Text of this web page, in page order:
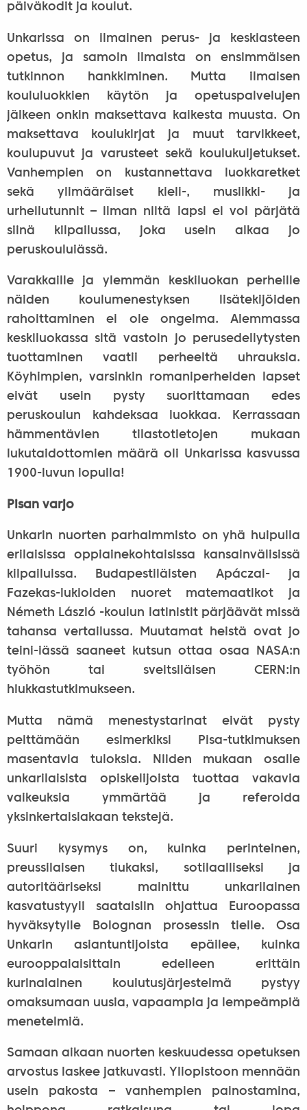
päiväkodit ja koulut.
Unkarissa on ilmainen perus- ja keskiasteen
opetus, ja samoin ilmaista on ensimmäisen
tutkinnon hankkiminen. Mutta ilmaisen
koululuokkien käytön ja opetuspalvelujen
jälkeen onkin maksettava kaikesta muusta. On
maksettava koulukirjat ja muut tarvikkeet,
koulupuvut ja varusteet sekä koulukuljetukset.
Vanhempien on kustannettava luokkaretket
sekä ylimääräiset kieli-, musiikki- ja
urheilutunnit – ilman niitä lapsi ei voi pärjätä
siinä kilpailussa, joka usein alkaa jo
peruskouluiässä.
Varakkaille ja ylemmän keskiluokan perheille
näiden koulumenestyksen lisätekijöiden
rahoittaminen ei ole ongelma. Alemmassa
keskiluokassa sitä vastoin jo perusedellytysten
tuottaminen vaatii perheeltä uhrauksia.
Köyhimpien, varsinkin romaniperheiden lapset
eivät usein pysty suorittamaan edes
peruskoulun kahdeksaa luokkaa. Kerrassaan
hämmentävien tilastotietojen mukaan
lukutaidottomien määrä oli Unkarissa kasvussa
1900-luvun lopulla!
Pisan varjo
Unkarin nuorten parhaimmisto on yhä huipulla
erilaisissa oppiainekohtaisissa kansainvälisissä
kilpailuissa. Budapestiläisten Apáczai- ja
Fazekas-lukioiden nuoret matemaatikot ja
Németh László -koulun latinistit pärjäävät missä
tahansa vertailussa. Muutamat heistä ovat jo
teini-iässä saaneet kutsun ottaa osaa NASA:n
työhön tai sveitsiläisen CERN:in
hiukkastutkimukseen.
Mutta nämä menestystarinat eivät pysty
peittämään esimerkiksi Pisa-tutkimuksen
masentavia tuloksia. Niiden mukaan osalle
unkarilaisista opiskelijoista tuottaa vakavia
vaikeuksia ymmärtää ja referoida
yksinkertaisiakaan tekstejä.
Suuri kysymys on, kuinka perinteinen,
preussilaisen tiukaksi, sotilaalliseksi ja
autoritääriseksi mainittu unkarilainen
kasvatustyyli saataisiin ohjattua Euroopassa
hyväksytylle Bolognan prosessin tielle. Osa
Unkarin asiantuntijoista epäilee, kuinka
eurooppalaisittain edelleen erittäin
kurinalainen koulutusjärjestelmä pystyy
omaksumaan uusia, vapaampia ja lempeämpiä
menetelmiä.
Samaan aikaan nuorten keskuudessa opetuksen
arvostus laskee jatkuvasti. Yliopistoon mennään
usein pakosta – vanhempien painostamina,